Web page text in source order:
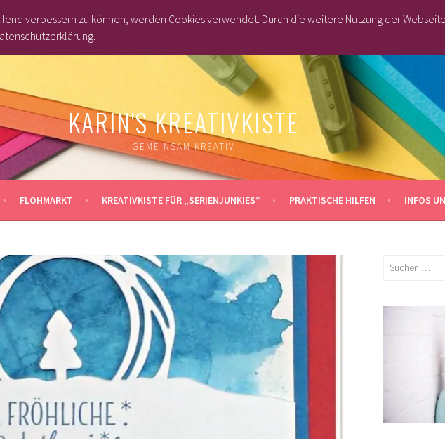
KARIN'S KREATIVKISTE
GEMEINSAM KREATIV
FLOHMARKT KREATIVKISTE FÜR „SERIENJUNKIES“ PRAKTISCHE HILFEN INFOS
Suchen
verbessern zu können, werden Cookies verwendet. Durch die weitere Nutzung der